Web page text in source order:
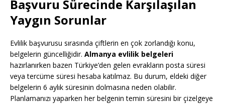
Başvuru Sürecinde Karşılaşılan
Yaygın Sorunlar
Evlilik başvurusu sırasında çiftlerin en çok zorlandığı konu,
belgelerin güncelliğidir. Almanya evlilik belgeleri
hazırlanırken bazen Türkiye’den gelen evrakların posta süresi
veya tercüme süresi hesaba katılmaz. Bu durum, eldeki diğer
belgelerin 6 aylık süresinin dolmasına neden olabilir.
Planlamanızı yaparken her belgenin temin süresini bir çizelgeye